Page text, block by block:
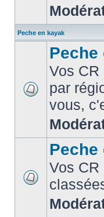
Peche en kayak
Peche
Vos
par
vous,
Peche
Vos CR